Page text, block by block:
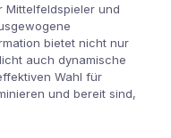
Mittelfeldspieler und
bietet nicht nur
auch dynamische
Wahl für
und bereit sind,